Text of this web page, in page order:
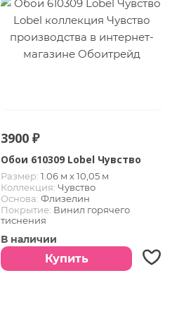
3900 ₽
Обои 610309 Lobel Чувство
Размер: 1.06 м х 10,05 м
Коллекция: Чувство
Основа: Флизелин
Покрытие: Винил горячего
тиснения
В наличии
Купить